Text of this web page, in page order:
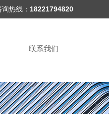
询热线： 18221794820
联系我们